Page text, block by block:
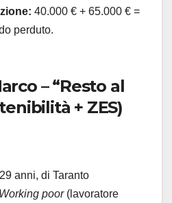
40.000 € + 65.000 € =
perduto.
– “Resto al
+ ZES)
anni, di Taranto
Working poor(lavoratore